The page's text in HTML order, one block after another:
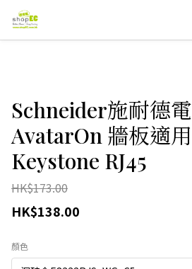
Schneider施耐德
AvatarOn 牆板適
Keystone RJ45
HK$173.00
HK$138.00
顏色